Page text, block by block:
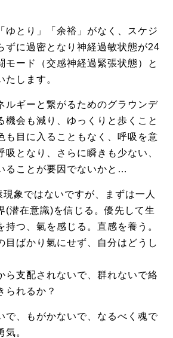
ゆとり」「余裕」がなく、スケジ
ずに過密となり神経過敏状態が24
モード（交感神経過緊張状態）と
たします。
ルギーと繋がるためのグラウンデ
機会も減り、ゆっくりと歩くこと
も目に入ることもなく、呼吸を意
吸となり、さらに瞬きも少ない、
ることが要因でないかと…
象ではないですが、まずは一人
(潜在意識)を信じる。優先して生
持つ、氣を感じる。直感を養う。
目ばかり氣にせず、自分はどうし
ら支配されないで、群れないで絡
られるか？
で、もがかないで、なるべく魂で
。